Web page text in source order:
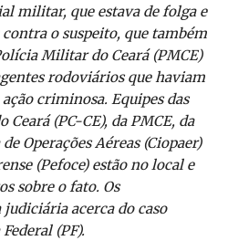
militar, que estava de folga e
o suspeito, que também
Militar do Ceará (PMCE)
rodoviários que haviam
criminosa. Equipes das
(PC-CE), da PMCE, da
Operações Aéreas (Ciopaer)
(Pefoce) estão no local e
sobre o fato. Os
acerca do caso
(PF).